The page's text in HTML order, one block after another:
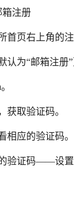
箱注册
首页右上角的
认为“邮箱注册”
获取验证码。
相应的验证码。
验证码——设